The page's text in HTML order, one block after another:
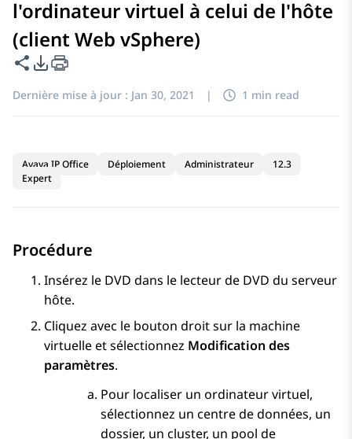
l'ordinateur virtuel à celui de l'hôte
(client Web vSphere)
Partager cette page
Options d'exportation PDF
Dernière mise à jour : Jan 30, 2021 | 1 min read
Avaya IP Office Déploiement Administrateur
12.3
Expert
Procédure
Insérez le DVD dans le lecteur de DVD du serveur
hôte.
Cliquez avec le bouton droit sur la machine
virtuelle et sélectionnez Modification des
paramètres.
Pour localiser un ordinateur virtuel,
sélectionnez un centre de données, un
dossier, un cluster, un pool de